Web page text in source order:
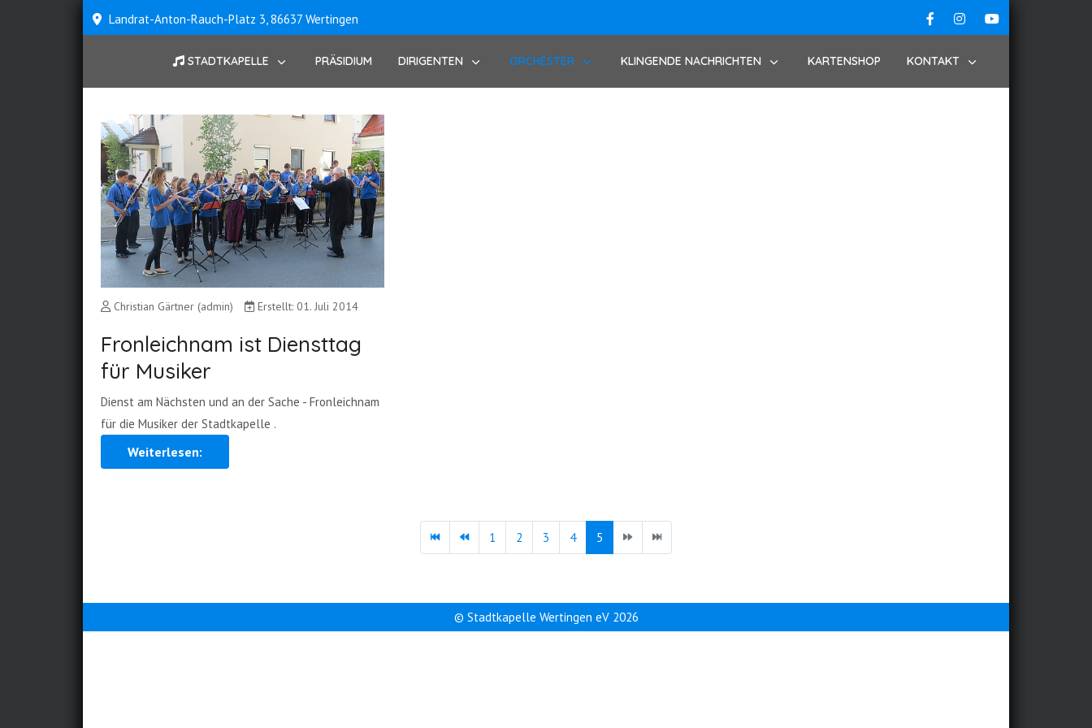
Landrat-Anton-Rauch-Platz 3, 86637 Wertingen
STADTKAPELLE PRÄSIDIUM DIRIGENTEN ORCHESTER KLINGENDE NACHRICHTEN KARTENSHOP KONTAKT
Christian Gärtner (admin) Erstellt: 01. Juli 2014
Fronleichnam ist Diensttag
für Musiker
Dienst am Nächsten und an der Sache - Fronleichnam
für die Musiker der Stadtkapelle .
Weiterlesen:
1 2 3 4 5
© Stadtkapelle Wertingen eV 2026